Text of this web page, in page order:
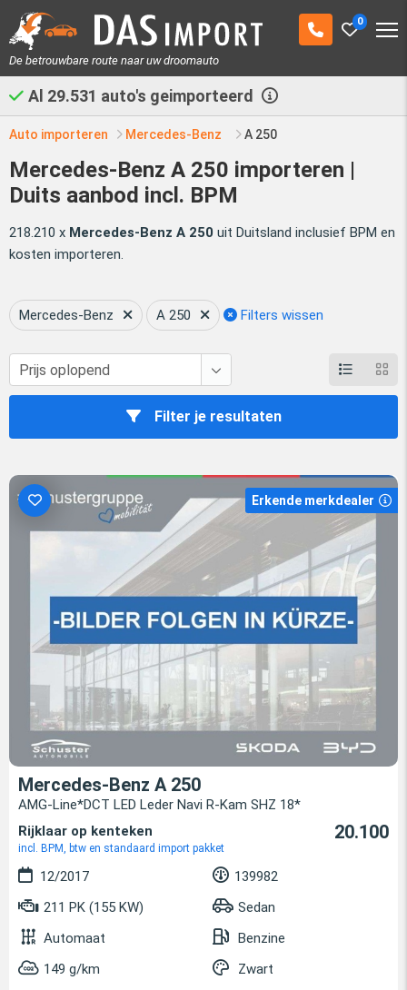
0
De betrouwbare route naar uw droomauto
Al 29.531 auto's geimporteerd
Auto importeren Mercedes-Benz A 250
Mercedes-Benz A 250 importeren |
Duits aanbod incl. BPM
218.210 x Mercedes-Benz A 250 uit Duitsland inclusief BPM en
kosten importeren.
Mercedes-Benz A 250 Filters wissen
Filter je resultaten
Erkende merkdealer
Mercedes-Benz A 250
AMG-Line*DCT LED Leder Navi R-Kam SHZ 18*
Rijklaar op kenteken
incl. BPM, btw en standaard import pakket
20.100
12/2017
139982
211 PK (155 KW)
Sedan
Automaat
Benzine
149 g/km
Zwart